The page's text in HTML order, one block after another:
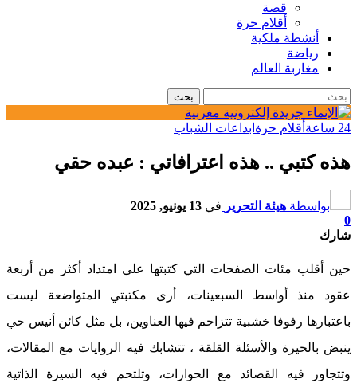
قصة
أقلام حرة
أنشطة ملكية
رياضة
مغاربة العالم
24 ساعة أقلام حرة ابداعات الشباب
هذه كتبي .. هذه اعترافاتي : عبده حقي
بواسطة هيئة التحرير في 13 يونيو, 2025
0
شارك
حين أقلب مئات الصفحات التي كتبتها على امتداد أكثر من أربعة
عقود منذ أواسط السبعينات، أرى مكتبتي المتواضعة ليست
باعتبارها رفوفا خشبية تتزاحم فيها العناوين، بل مثل كائن أنيس حي
ينبض بالحيرة والأسئلة القلقة ، تتشابك فيه الروايات مع المقالات،
وتتجاور فيه القصائد مع الحوارات، وتلتحم فيه السيرة الذاتية